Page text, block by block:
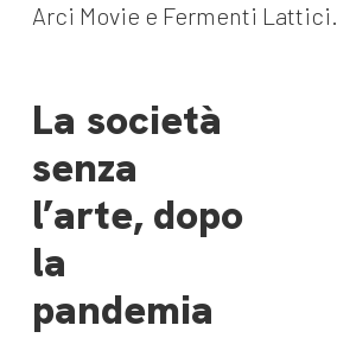
Arci Movie e Fermenti Lattici.
La società
senza
l’arte, dopo
la
pandemia